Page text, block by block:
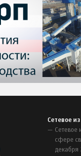
Сетевое
Сетевое
сфере
декабря